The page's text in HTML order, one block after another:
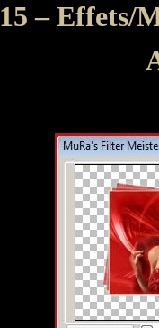
15 – Effets/